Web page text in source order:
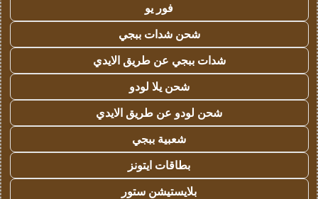
فور يو
شحن شدات ببجي
شدات ببجي عن طريق الايدي
شحن يلا لودو
شحن لودو عن طريق الايدي
شعبية ببجي
بطاقات ايتونز
بلايستيشن ستور